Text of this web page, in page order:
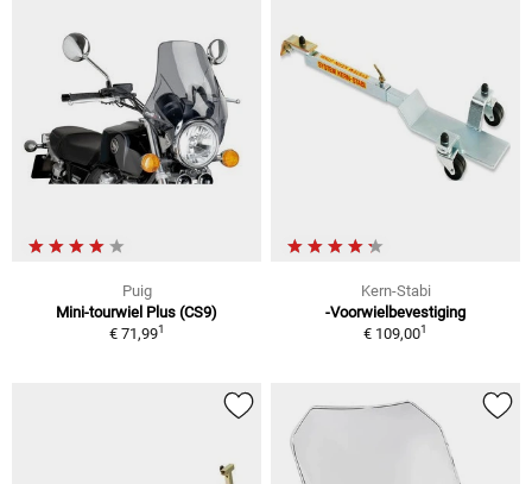
Puig
Mini-tourwiel Plus (CS9)
€ 71,991
Kern-Stabi
-Voorwielbevestiging
€ 109,001